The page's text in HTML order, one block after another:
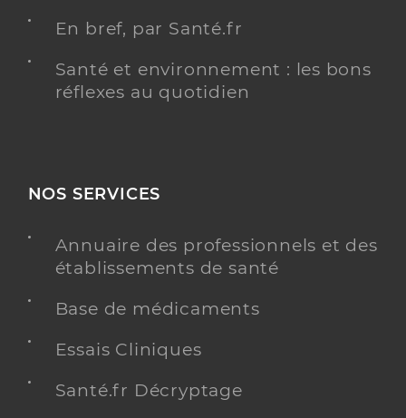
En bref, par Santé.fr
Santé et environnement : les bons
réflexes au quotidien
NOS SERVICES
Annuaire des professionnels et des
établissements de santé
Base de médicaments
Essais Cliniques
Santé.fr Décryptage